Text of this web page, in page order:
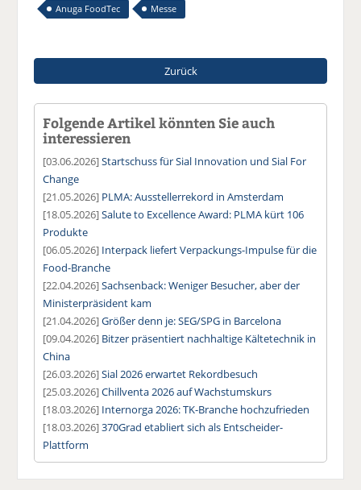
Anuga FoodTec Messe
Zurück
Folgende Artikel könnten Sie auch
interessieren
[03.06.2026]Startschuss für Sial Innovation und Sial For
Change
[21.05.2026] PLMA: Ausstellerrekord in Amsterdam
[18.05.2026]Salute to Excellence Award: PLMA kürt 106
Produkte
[06.05.2026] Interpack liefert Verpackungs-Impulse für die
Food-Branche
[22.04.2026]Sachsenback: Weniger Besucher, aber der
Ministerpräsident kam
[21.04.2026]Größer denn je: SEG/SPG in Barcelona
[09.04.2026] Bitzer präsentiert nachhaltige Kältetechnik in
China
[26.03.2026]Sial 2026 erwartet Rekordbesuch
[25.03.2026]Chillventa 2026 auf Wachstumskurs
[18.03.2026] Internorga 2026: TK-Branche hochzufrieden
[18.03.2026]370Grad etabliert sich als Entscheider-
Plattform